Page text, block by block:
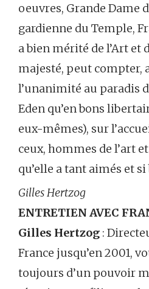
oeuvres, Grande Dame
gardienne du Temple,
a bien mérité de l’Art et
majesté, peut compter,
l’unanimité au paradis
Eden qu’en bons
eux-mêmes), sur
ceux, hommes de l’art
qu’elle a tant aimés et
Gilles Hertzog
ENTRETIEN AVEC
Gilles Hertzog :
France jusqu’en 2001,
toujours d’un pouvoir